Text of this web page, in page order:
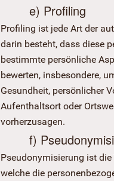
e) Profiling
Profiling ist jede Art der
darin besteht, dass diese
bestimmte persönliche
bewerten, insbesondere,
Gesundheit, persönlicher
Aufenthaltsort oder
vorherzusagen.
f)
Pseudonymisierung ist
welche die